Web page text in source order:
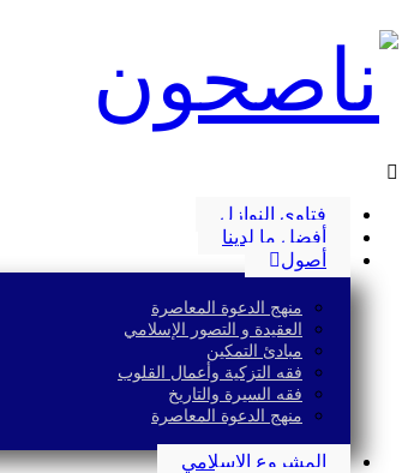
فتاوى النوازل
أفضل ما لدينا
أصول
منهج الدعوة المعاصرة
العقيدة و التصور الإسلامي
مبادئ التمكين
فقه التزكية وأعمال القلوب
فقه السيرة والتاريخ
منهج الدعوة المعاصرة
المشروع الإسلامي